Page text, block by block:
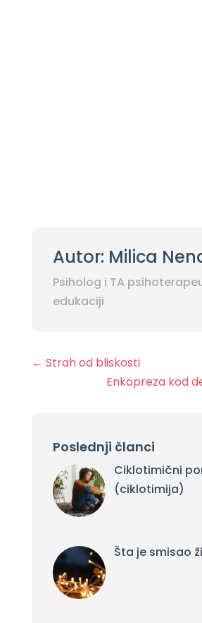
Autor: Milica
Psiholog i TA
edukaciji
← Strah od bliskosti
Enkopreza kod
Poslednji članci
Ciklotimični
(ciklotimija)
Šta je smisao